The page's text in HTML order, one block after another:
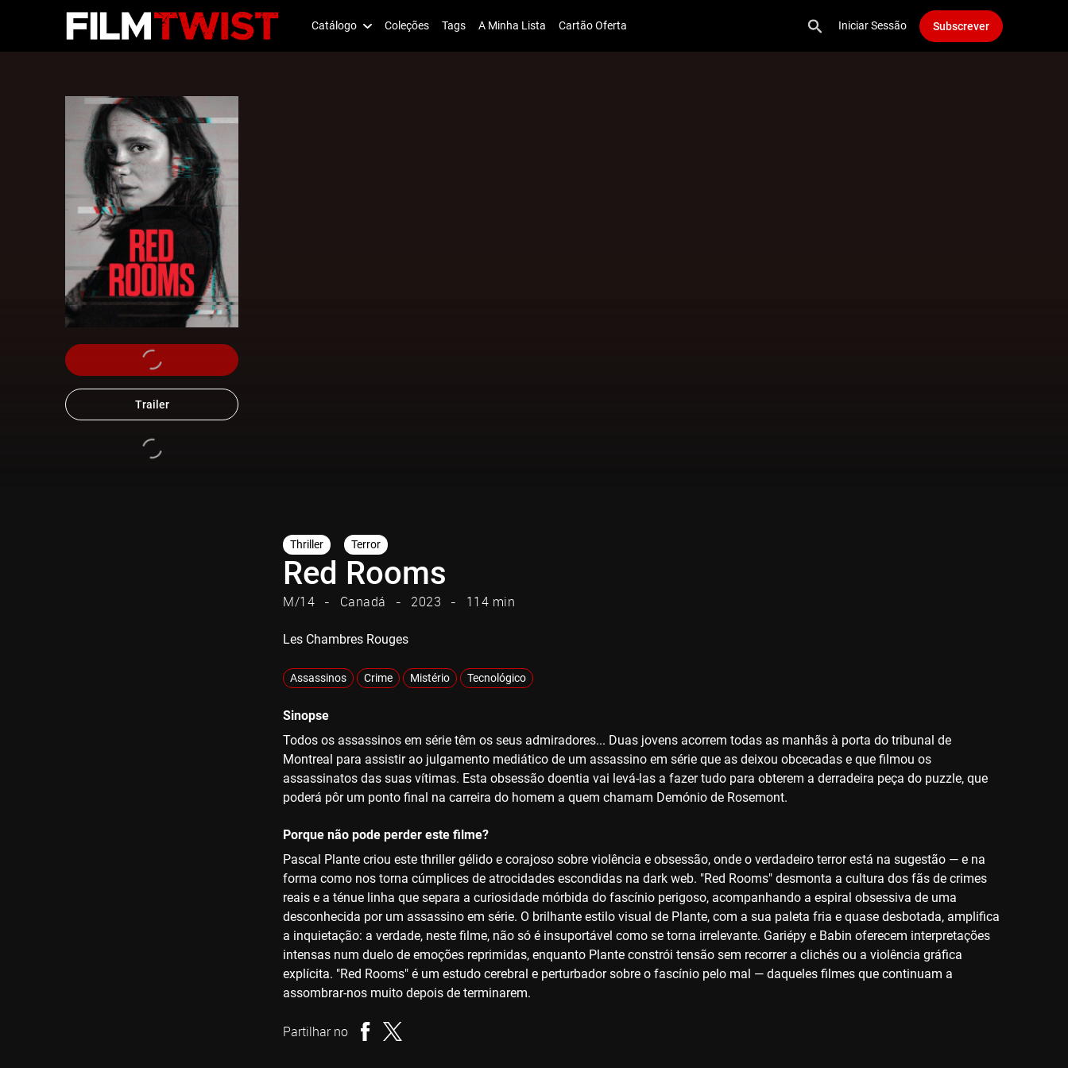
Catálogo Coleções Tags A Minha Lista Cartão Oferta Iniciar Sessão Subscrever
Trailer
Thriller Terror
Red Rooms
M/14 Canadá 2023 114 min
Les Chambres Rouges
Assassinos Crime Mistério Tecnológico
Sinopse
Todos os assassinos em série têm os seus admiradores... Duas jovens acorrem todas as manhãs à porta do tribunal de
Montreal para assistir ao julgamento mediático de um assassino em série que as deixou obcecadas e que filmou os
assassinatos das suas vítimas. Esta obsessão doentia vai levá-las a fazer tudo para obterem a derradeira peça do puzzle, que
poderá pôr um ponto final na carreira do homem a quem chamam Demónio de Rosemont.
Porque não pode perder este filme?
Pascal Plante criou este thriller gélido e corajoso sobre violência e obsessão, onde o verdadeiro terror está na sugestão — e na
forma como nos torna cúmplices de atrocidades escondidas na dark web. "Red Rooms" desmonta a cultura dos fãs de crimes
reais e a ténue linha que separa a curiosidade mórbida do fascínio perigoso, acompanhando a espiral obsessiva de uma
desconhecida por um assassino em série. O brilhante estilo visual de Plante, com a sua paleta fria e quase desbotada, amplifica
a inquietação: a verdade, neste filme, não só é insuportável como se torna irrelevante. Gariépy e Babin oferecem interpretações
intensas num duelo de emoções reprimidas, enquanto Plante constrói tensão sem recorrer a clichés ou a violência gráfica
explícita. "Red Rooms" é um estudo cerebral e perturbador sobre o fascínio pelo mal — daqueles filmes que continuam a
assombrar-nos muito depois de terminarem.
Partilhar no